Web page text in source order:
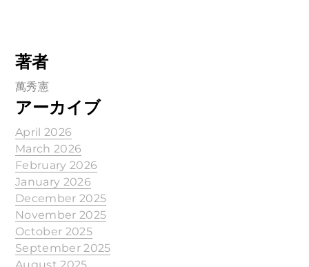
著者
萬秀憲
アーカイブ
April 2026
March 2026
February 2026
January 2026
December 2025
November 2025
October 2025
September 2025